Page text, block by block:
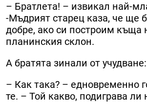
– Братлета! – извикал най-
-Мъдрият старец каза, че ще
добре, ако си построим къща
планинския склон.
А братята зинали от учудване:
– Как така? – едновременно
те. – Той какво, подиграва ли